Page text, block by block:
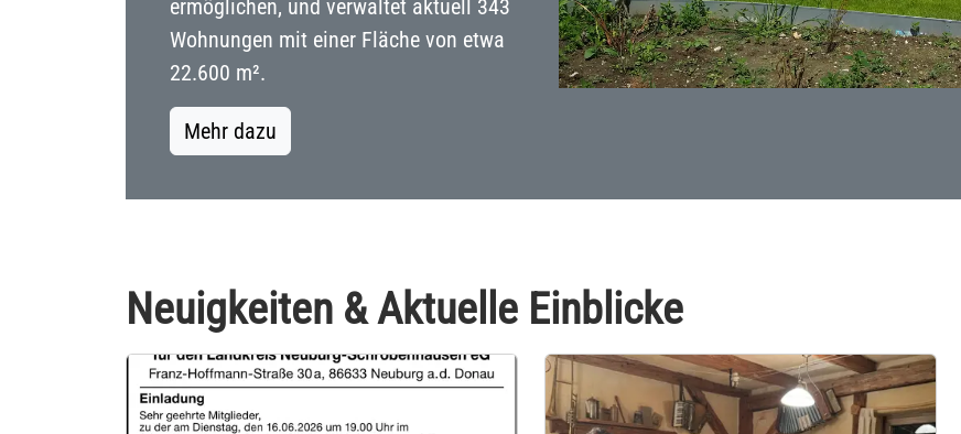
ermöglichen, und verwaltet aktuell 343
Wohnungen mit einer Fläche von etwa
22.600 m².
Mehr dazu
Neuigkeiten & Aktuelle Einblicke
Im Rahmen einer feierlichen Übergabe wurde Ilona
Beyer-Stempfle für ihr langjähriges Engagement im